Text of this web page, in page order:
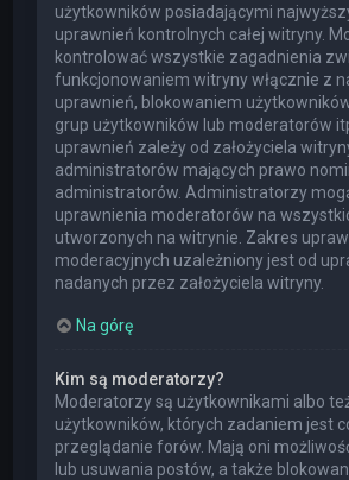
użytkowników posiadającymi
uprawnień kontrolnych całej witryny.
kontrolować wszystkie zagadnienia
funkcjonowaniem witryny włącznie z
uprawnień, blokowaniem
grup użytkowników lub moderatorów
uprawnień zależy od założyciela
administratorów mających prawo
administratorów. Administratorzy
uprawnienia moderatorów na
utworzonych na witrynie. Zakres
moderacyjnych uzależniony jest od
nadanych przez założyciela witryny.
Na górę
Kim są moderatorzy?
Moderatorzy są użytkownikami albo
użytkowników, których zadaniem jest
przeglądanie forów. Mają oni
lub usuwania postów, a także